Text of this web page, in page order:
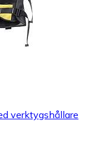
verktygshållare